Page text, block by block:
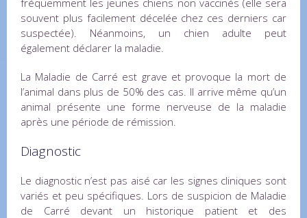
fréquemment les jeunes chiens non vaccinés (elle sera
souvent plus facilement décelée chez ces derniers car
suspectée). Néanmoins, un chien adulte peut
également déclarer la maladie.
La Maladie de Carré est grave et provoque la mort de
l’animal dans plus de 50% des cas. Il arrive même qu’un
animal présente une forme nerveuse de la maladie
après une période de rémission.
Diagnostic
Le diagnostic n’est pas aisé car les signes cliniques sont
variés et peu spécifiques. Lors de suspicion de Maladie
de Carré devant un historique patient et des